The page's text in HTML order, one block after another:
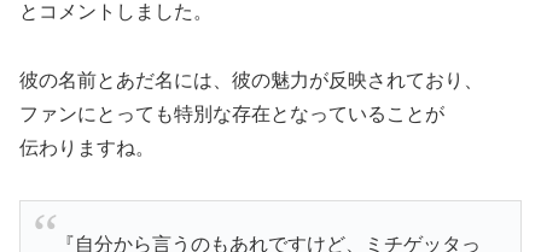
とコメントしました。
彼の名前とあだ名には、彼の魅力が反映されており、
ファンにとっても特別な存在となっていることが
伝わりますね。
『自分から言うのもあれですけど、ミチゲッタっ